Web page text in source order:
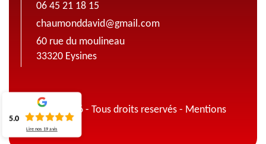
06 45 21 18 15
chaumonddavid@gmail.com
60 rue du moulineau
33320 Eysines
© 2022 - 2026 - Tous droits reservés - Mentions
légales
5.0
Lire nos 19 avis